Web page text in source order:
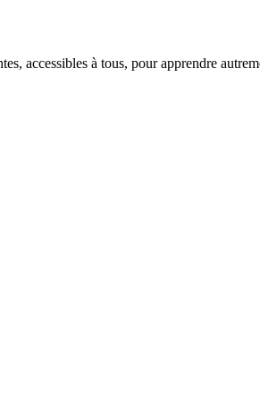
accessibles à tous, pour apprendre